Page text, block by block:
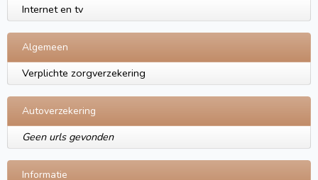
Internet en tv
Algemeen
Verplichte zorgverzekering
Autoverzekering
Geen urls gevonden
Informatie